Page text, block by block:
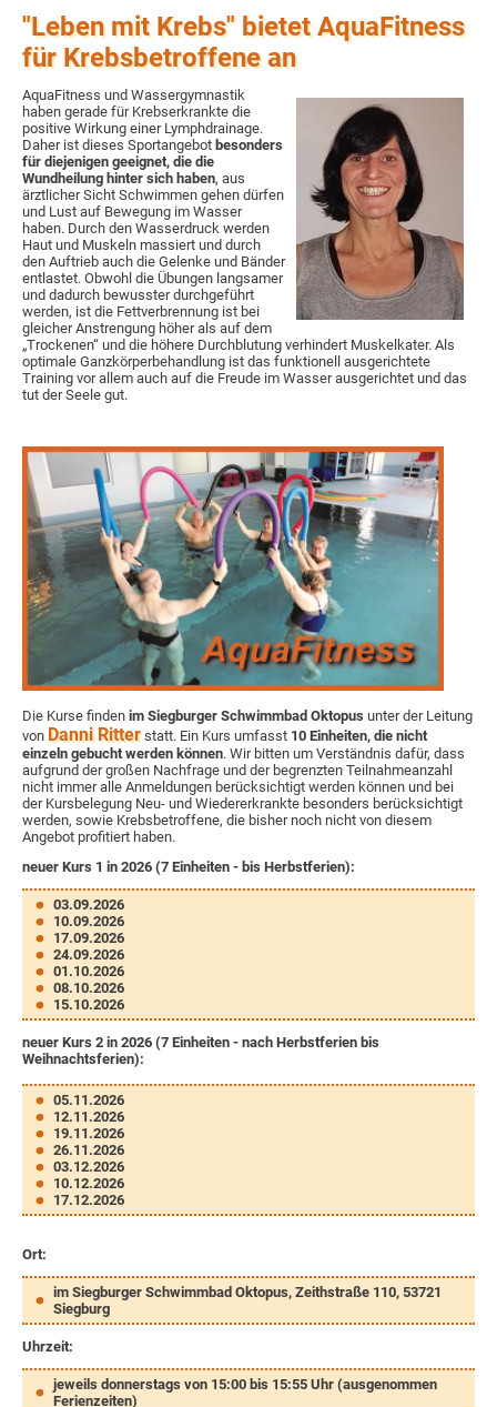
"Leben mit Krebs" bietet AquaFitness
für Krebsbetroffene an
AquaFitness und Wassergymnastik
haben gerade für Krebserkrankte die
positive Wirkung einer Lymphdrainage.
Daher ist dieses Sportangebot besonders
für diejenigen geeignet, die die
Wundheilung hinter sich haben, aus
ärztlicher Sicht Schwimmen gehen dürfen
und Lust auf Bewegung im Wasser
haben. Durch den Wasserdruck werden
Haut und Muskeln massiert und durch
den Auftrieb auch die Gelenke und Bänder
entlastet. Obwohl die Übungen langsamer
und dadurch bewusster durchgeführt
werden, ist die Fettverbrennung ist bei
gleicher Anstrengung höher als auf dem
„Trockenen“ und die höhere Durchblutung verhindert Muskelkater. Als
optimale Ganzkörperbehandlung ist das funktionell ausgerichtete
Training vor allem auch auf die Freude im Wasser ausgerichtet und das
tut der Seele gut.
Die Kurse finden im Siegburger Schwimmbad Oktopus unter der Leitung
von Danni Ritterstatt. Ein Kurs umfasst 10 Einheiten, die nicht
einzeln gebucht werden können. Wir bitten um Verständnis dafür, dass
aufgrund der großen Nachfrage und der begrenzten Teilnahmeanzahl
nicht immer alle Anmeldungen berücksichtigt werden können und bei
der Kursbelegung Neu- und Wiedererkrankte besonders berücksichtigt
werden, sowie Krebsbetroffene, die bisher noch nicht von diesem
Angebot profitiert haben.
neuer Kurs 1 in 2026 (7 Einheiten - bis Herbstferien):
03.09.2026
10.09.2026
17.09.2026
24.09.2026
01.10.2026
08.10.2026
15.10.2026
neuer Kurs 2 in 2026 (7 Einheiten - nach Herbstferien bis
Weihnachtsferien):
05.11.2026
12.11.2026
19.11.2026
26.11.2026
03.12.2026
10.12.2026
17.12.2026
Ort:
im Siegburger Schwimmbad Oktopus, Zeithstraße 110, 53721
Siegburg
Uhrzeit:
jeweils donnerstags von 15:00 bis 15:55 Uhr (ausgenommen
Ferienzeiten)